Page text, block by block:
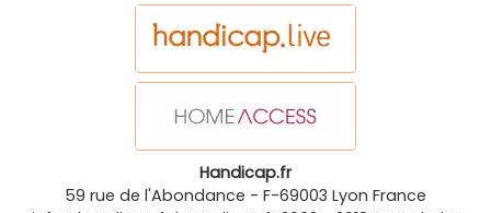
Handicap.fr
59 rue de l'Abondance - F-69003 Lyon France